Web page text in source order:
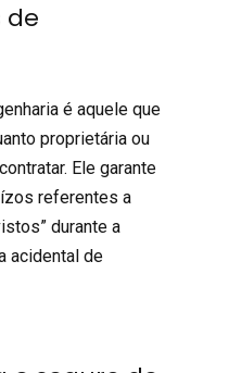
de
é aquele que
proprietária ou
Ele garante
referentes a
durante a
acidental de